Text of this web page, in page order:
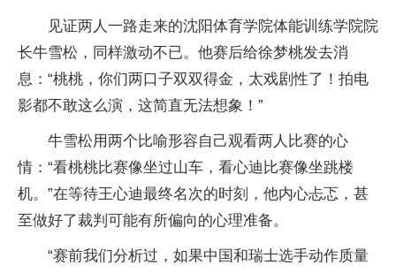
见证两人一路走来的沈阳体育学院体能训练学院院
长牛雪松，同样激动不已。他赛后给徐梦桃发去消
息：“桃桃，你们两口子双双得金，太戏剧性了！拍电
影都不敢这么演，这简直无法想象！”
牛雪松用两个比喻形容自己观看两人比赛的心
情：“看桃桃比赛像坐过山车，看心迪比赛像坐跳楼
机。”在等待王心迪最终名次的时刻，他内心忐忑，甚
至做好了裁判可能有所偏向的心理准备。
“赛前我们分析过，如果中国和瑞士选手动作质量